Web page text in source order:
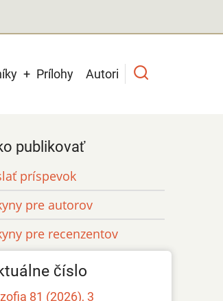
Prílohy Autori
publikovať
príspevok
pre autorov
pre recenzentov
číslo
81 (2026), 3